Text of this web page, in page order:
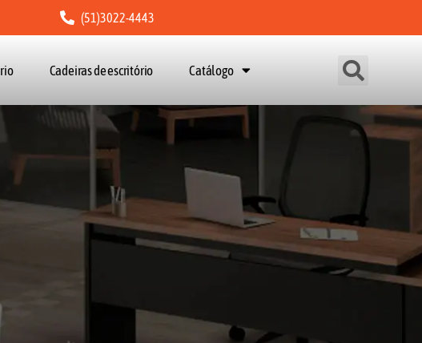
(51)3022-4443
Cadeiras de escritório Catálogo